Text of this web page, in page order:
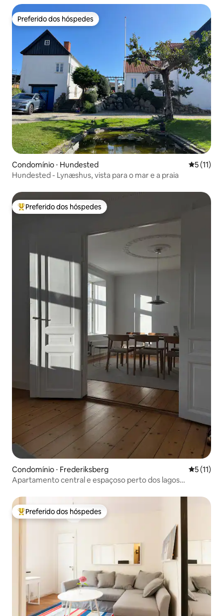
Preferido dos hóspedes
Preferido dos hóspedes
Condomínio ⋅ Hundested 5 de uma
5 (11)
Hundested - Lynæshus, vista para o mar e a praia
Entre os melhores preferidos dos hóspedes
Preferido dos hóspedes
Condomínio ⋅ Frederiksberg 5 de uma
5 (11)
Apartamento central e espaçoso perto dos lagos
Entre os melhores preferidos dos hóspedes
Preferido dos hóspedes